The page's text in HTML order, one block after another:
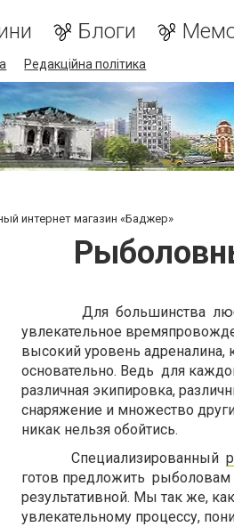
Блоги
Редакційна політика
интернет магазин «Баджер»
Для большинства
увлекательное
высокий уровень адреналина,
основательно. Ведь для
различная экипировка,
снаряжение и множество
никак нельзя обойтись.
Специализированный
готов предложить
результативной. Мы так же,
увлекательному процессу,